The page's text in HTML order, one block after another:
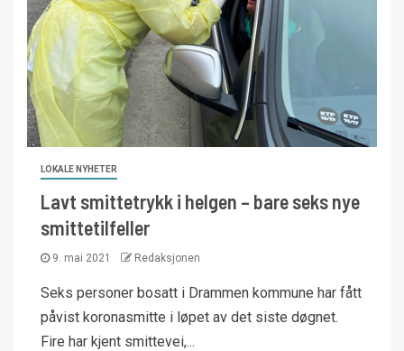
LOKALE NYHETER
Lavt smittetrykk i helgen – bare seks nye
smittetilfeller
9. mai 2021 Redaksjonen
Seks personer bosatt i Drammen kommune har fått
påvist koronasmitte i løpet av det siste døgnet.
Fire har kjent smittevei,...